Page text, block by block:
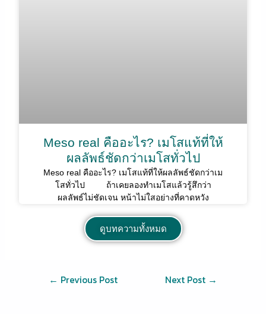
Meso real คืออะไร? เมโสแท้ที่ให้
ผลลัพธ์ชัดกว่าเมโสทั่วไป
Meso real คืออะไร? เมโสแท้ที่ให้ผลลัพธ์ชัดกว่าเม
โสทั่วไป ถ้าเคยลองทำเมโสแล้วรู้สึกว่า
ผลลัพธ์ไม่ชัดเจน หน้าไม่ใสอย่างที่คาดหวัง
ดูบทความทั้งหมด
← Previous Post Next Post →